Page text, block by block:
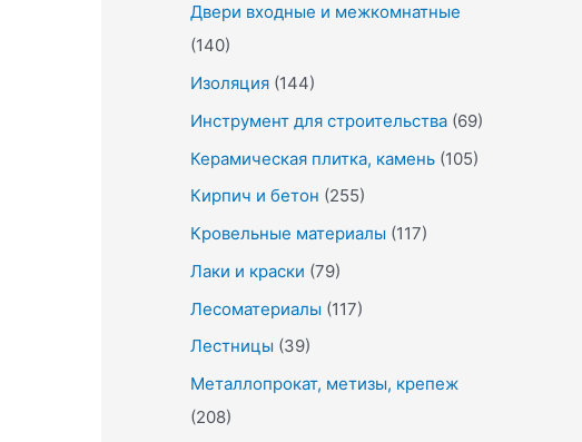
Двери входные и межкомнатные
(140)
Изоляция (144)
Инструмент для строительства (69)
Керамическая плитка, камень (105)
Кирпич и бетон (255)
Кровельные материалы (117)
Лаки и краски (79)
Лесоматериалы (117)
Лестницы (39)
Металлопрокат, метизы, крепеж
(208)